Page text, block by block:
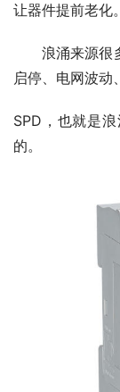
让器件提前老化。
浪涌来源很多
启停、电网波动
SPD，也就是
的。